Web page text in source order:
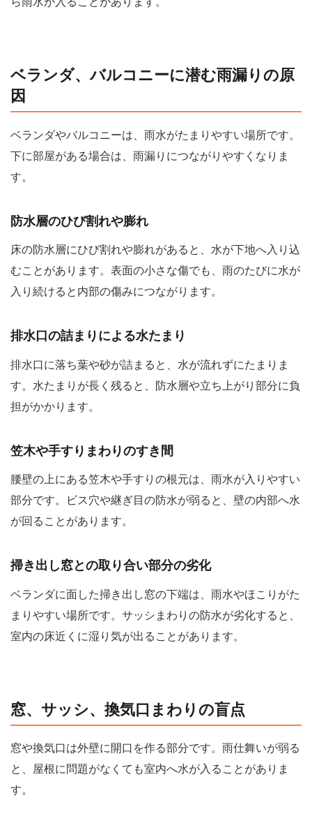
ベランダ、バルコニーに潜む雨漏りの原
因
ベランダやバルコニーは、雨水がたまりやすい場所です。
下に部屋がある場合は、雨漏りにつながりやすくなりま
す。
防水層のひび割れや膨れ
床の防水層にひび割れや膨れがあると、水が下地へ入り込
むことがあります。表面の小さな傷でも、雨のたびに水が
入り続けると内部の傷みにつながります。
排水口の詰まりによる水たまり
排水口に落ち葉や砂が詰まると、水が流れずにたまりま
す。水たまりが長く残ると、防水層や立ち上がり部分に負
担がかかります。
笠木や手すりまわりのすき間
腰壁の上にある笠木や手すりの根元は、雨水が入りやすい
部分です。ビス穴や継ぎ目の防水が弱ると、壁の内部へ水
が回ることがあります。
掃き出し窓との取り合い部分の劣化
ベランダに面した掃き出し窓の下端は、雨水やほこりがた
まりやすい場所です。サッシまわりの防水が劣化すると、
室内の床近くに湿り気が出ることがあります。
窓、サッシ、換気口まわりの盲点
窓や換気口は外壁に開口を作る部分です。雨仕舞いが弱る
と、屋根に問題がなくても室内へ水が入ることがありま
す。